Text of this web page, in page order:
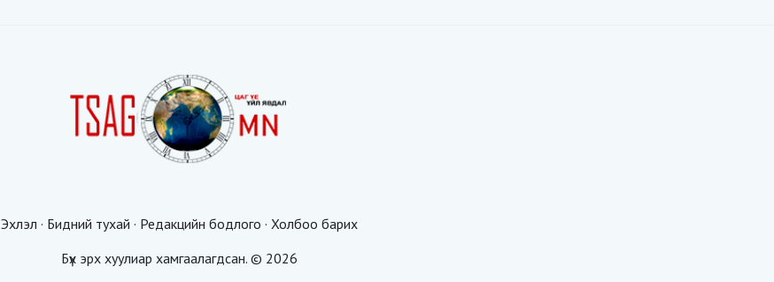
Эхлэл · Бидний тухай · Редакцийн бодлого · Холбоо барих
Бүх эрх хуулиар хамгаалагдсан. © 2026